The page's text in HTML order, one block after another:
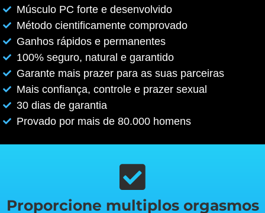
Músculo PC forte e desenvolvido
Método cientificamente comprovado
Ganhos rápidos e permanentes
100% seguro, natural e garantido
Garante mais prazer para as suas parceiras
Mais confiança, controle e prazer sexual
30 dias de garantia
Provado por mais de 80.000 homens
Proporcione multiplos orgasmos